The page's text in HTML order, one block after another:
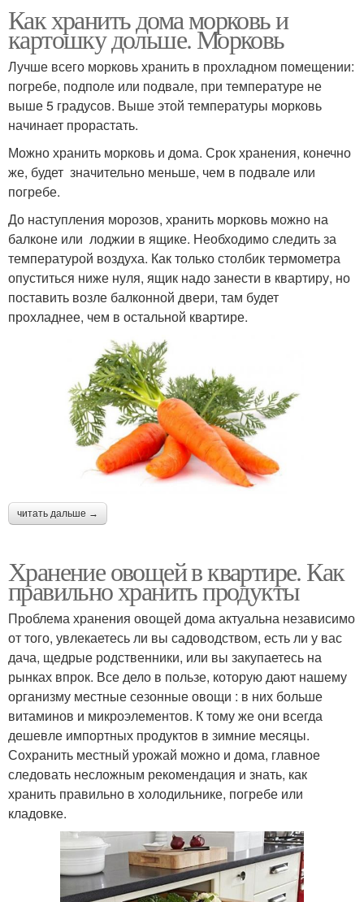
Как хранить дома морковь и
картошку дольше. Морковь
Лучше всего морковь хранить в прохладном помещении:
погребе, подполе или подвале, при температуре не
выше 5 градусов. Выше этой температуры морковь
начинает прорастать.
Можно хранить морковь и дома. Срок хранения, конечно
же, будет значительно меньше, чем в подвале или
погребе.
До наступления морозов, хранить морковь можно на
балконе или лоджии в ящике. Необходимо следить за
температурой воздуха. Как только столбик термометра
опуститься ниже нуля, ящик надо занести в квартиру, но
поставить возле балконной двери, там будет
прохладнее, чем в остальной квартире.
читать дальше →
Хранение овощей в квартире. Как
правильно хранить продукты
Проблема хранения овощей дома актуальна независимо
от того, увлекаетесь ли вы садоводством, есть ли у вас
дача, щедрые родственники, или вы закупаетесь на
рынках впрок. Все дело в пользе, которую дают нашему
организму местные сезонные овощи : в них больше
витаминов и микроэлементов. К тому же они всегда
дешевле импортных продуктов в зимние месяцы.
Сохранить местный урожай можно и дома, главное
следовать несложным рекомендация и знать, как
хранить правильно в холодильнике, погребе или
кладовке.